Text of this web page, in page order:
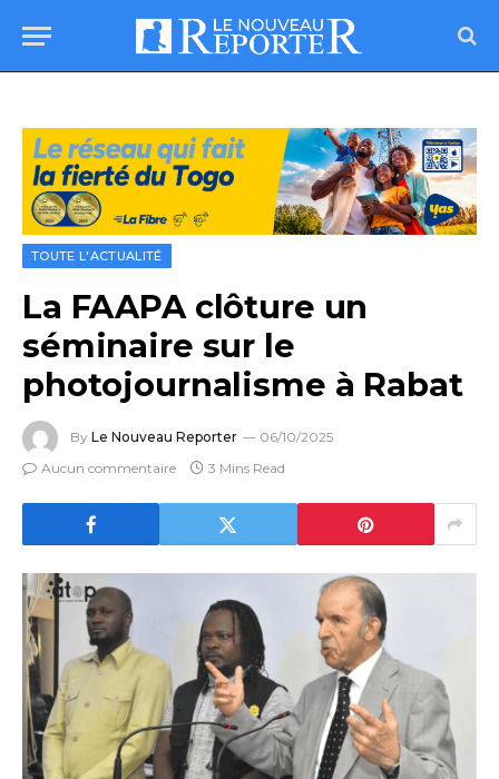
TOUTE L'ACTUALITÉ
La FAAPA clôture un
séminaire sur le
photojournalisme à Rabat
By Le Nouveau Reporter
06/10/2025
Aucun commentaire
3 Mins Read